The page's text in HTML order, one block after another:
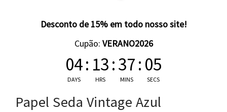
Desconto de 15% em todo nosso site!
Cupão: VERANO2026
04
DAYS
: 13
HRS
:37
MINS
: 04
SECS
Papel Seda Vintage Azul